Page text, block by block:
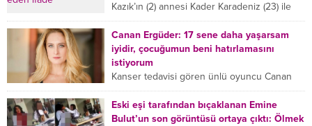
Kazık’ın (2) annesi Kader Karadeniz (23) ile
dayısı Hızır Tunç Çetinkaya (19) tutuklandı.
Çetinkaya, ifadesinde...
Canan Ergüder: 17 sene daha yaşarsam
iyidir, çocuğumun beni hatırlamasını
istiyorum
Kanser tedavisi gören ünlü oyuncu Canan
Ergüder, hastalık sürecini anlattı: Meme
kanserine yakalanan ünlü oyuncu Canan
Ergüder aklıma ilk ölümün...
Eski eşi tarafından bıçaklanan Emine
Bulut’un son görüntüsü ortaya çıktı: Ölmek